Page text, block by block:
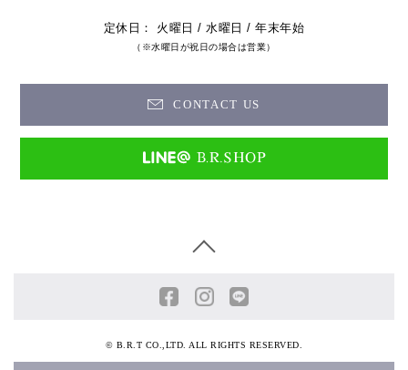
定休日： 火曜日 / 水曜日 / 年末年始
（※水曜日が祝日の場合は営業）
CONTACT US
© B.R.T CO.,LTD. ALL RIGHTS RESERVED.